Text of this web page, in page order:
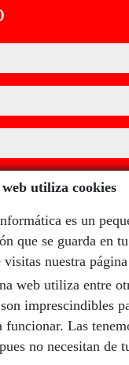
utiliza cookies
es un
que se guarda en
visitas nuestra
web utiliza entre
imprescindibles
funcionar. Las
no necesitan de